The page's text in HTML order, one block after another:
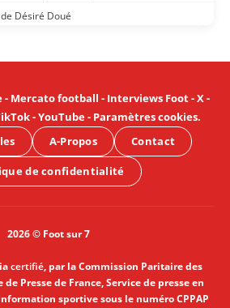
Désiré Doué
- Mercato football - Interviews Foot-X-
-YouTube- Paramètres cookies.
A-Propos Contact
de confidentialité
2026 © Foot sur 7
certifié, par la Commission Paritaire des
Presse de France, Service de presse en
sportive sous le numéro CPPAP